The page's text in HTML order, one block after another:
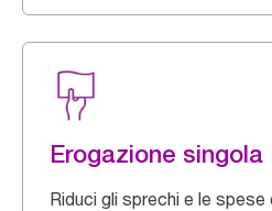
Erogazione singola
Riduci gli sprechi e le